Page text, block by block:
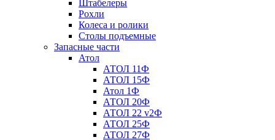
Штабелеры
Рохли
Колеса и ролики
Столы подъемные
Запасные части
Атол
АТОЛ 11Ф
АТОЛ 15Ф
Атол 1Ф
АТОЛ 20Ф
АТОЛ 22 v2Ф
АТОЛ 25Ф
АТОЛ 27Ф